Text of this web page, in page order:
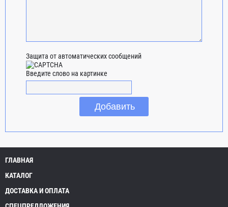
Защита от автоматических сообщений
Введите слово на картинке
ГЛАВНАЯ
КАТАЛОГ
ДОСТАВКА И ОПЛАТА